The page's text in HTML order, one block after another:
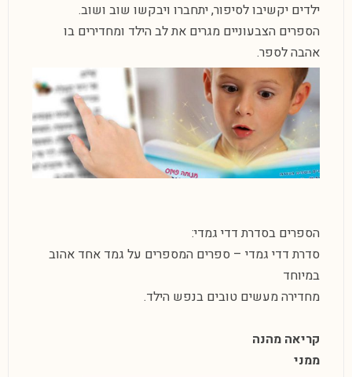
ילדים יקשיבו לסיפור, יתחברו ויבקשו שוב ושוב.
הספרים הצבעוניים מגרים את לב הילד ומחדירים בו
אהבה לספר.
הספרים בסדרת דדי גמדי:
סדרת דדי גמדי – ספרים המספרים על גמד אחד אהוב
במיוחד
מחדירה מעשים טובים בנפש הילד.
קריאה מהנה
ממני